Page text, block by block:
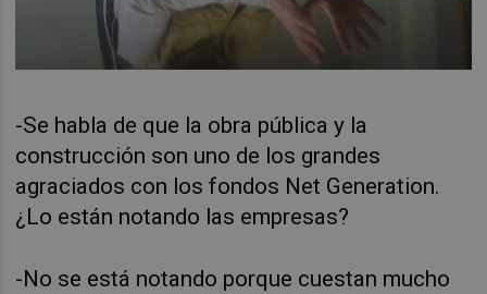
-Se habla de que la obra pública y la
construcción son uno de los grandes
agraciados con los fondos Net Generation.
¿Lo están notando las empresas?
-No se está notando porque cuestan mucho